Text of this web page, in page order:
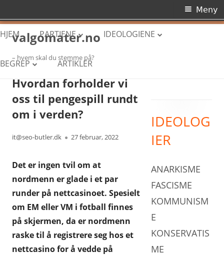
Hopp
innhold
valgomater.no
– hvem skal du stemme på?
Meny
HJEM PARTIENE
ARBEIDERPARTIET
HØYRE
FREMSKRITTSPARTIET
SENTERPARTIET
SOSIALISTISK VENSTREPARTI
VENSTRE
KRISTELIG FOLKEPARTI
MILJØPARTIET DE GRØNNE
RØDT
ANDRE PARTI
IDEOLOGIENE
FASCISME
KOMMUNISME
LIBERALISME
SOSIALDEMOKRATI
SOSIALISME
SYNDIKALISME
TEOKRATISME
BEGREP
DEMOKRATI
RETTSSTAT
STORTINGET
ARTIKLER
Hvordan forholder vi
oss til pengespill rundt
om i verden?
Forfatter
it@seo-butler.dk Publisert
27 februar, 2022
Det er ingen tvil om at
nordmenn er glade i et par
runder på nettcasinoet. Spesielt
om EM eller VM i fotball finnes
på skjermen, da er nordmenn
raske til å registrere seg hos et
nettcasino for å vedde på
Primær
sidekolonne
IDEOLOG
IER
ANARKISME
FASCISME
KOMMUNISM
E
KONSERVATIS
ME